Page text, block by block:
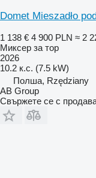
Domet Mieszadło
1 138 € 4 900 PLN ≈ 2
Миксер за тор
2026
10.2 к.с. (7.5 kW)
Полша, Rzędziany
AB Group
Свържете се с